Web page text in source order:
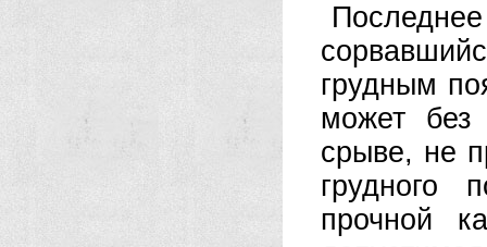
грудным
может без
срыве, не
грудного
прочной